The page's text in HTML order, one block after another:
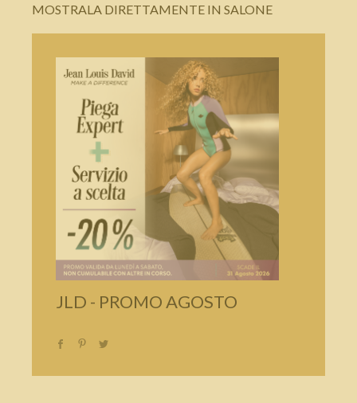
MOSTRALA DIRETTAMENTE IN SALONE
JLD - PROMO AGOSTO